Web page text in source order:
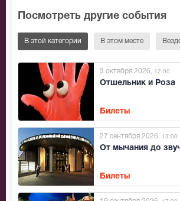
Посмотреть другие события
В этой категории В этом месте
Отшельник и Роза
3 октября 2026 , 12:00
Билеты
От мычания до
27 сентября 2026 , 13:00
Билеты